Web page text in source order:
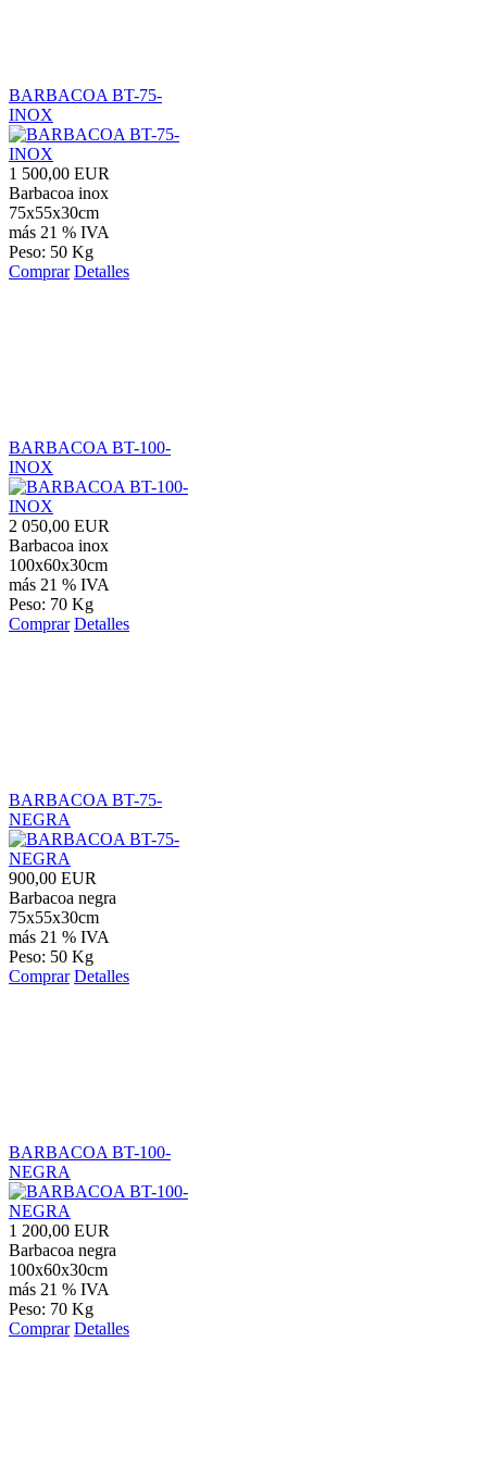
BARBACOA BT-75-
INOX
1 500,00 EUR
Barbacoa inox
75x55x30cm
más 21 % IVA
Peso: 50 Kg
Comprar Detalles
BARBACOA BT-100-
INOX
2 050,00 EUR
Barbacoa inox
100x60x30cm
más 21 % IVA
Peso: 70 Kg
Comprar Detalles
BARBACOA BT-75-
NEGRA
900,00 EUR
Barbacoa negra
75x55x30cm
más 21 % IVA
Peso: 50 Kg
Comprar Detalles
BARBACOA BT-100-
NEGRA
1 200,00 EUR
Barbacoa negra
100x60x30cm
más 21 % IVA
Peso: 70 Kg
Comprar Detalles